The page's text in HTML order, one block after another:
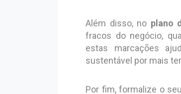
Além disso, no plano
fracos do negócio,
estas marcações
sustentável por mais
Por fim, formalize o